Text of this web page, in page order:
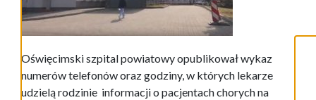
Oświęcimski szpital powiatowy opublikował wykaz
numerów telefonów oraz godziny, w których lekarze
udzielą rodzinie informacji o pacjentach chorych na